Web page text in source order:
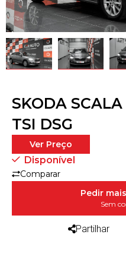
SKODA
TSI DSG
Ver Preço
Disponível
Comparar
Pedir
Sem
Partilhar